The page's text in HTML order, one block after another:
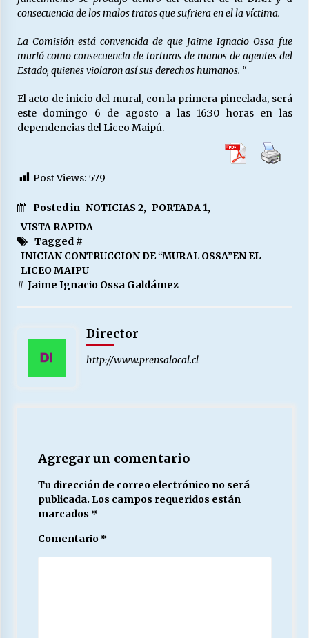
consecuencia de los malos tratos que sufriera en el la víctima.
La Comisión está convencida de que Jaime Ignacio Ossa fue
murió como consecuencia de torturas de manos de agentes del
Estado, quienes violaron así sus derechos humanos. “
El acto de inicio del mural, con la primera pincelada, será
este domingo 6 de agosto a las 16:30 horas en las
dependencias del Liceo Maipú.
Post Views: 579
Posted in NOTICIAS 2, PORTADA 1,
VISTA RAPIDA
Tagged #
INICIAN CONTRUCCION DE “MURAL OSSA”EN EL
LICEO MAIPU
# Jaime Ignacio Ossa Galdámez
Director
http://www.prensalocal.cl
Agregar un comentario
Tu dirección de correo electrónico no será
publicada. Los campos requeridos están
marcados *
Comentario *